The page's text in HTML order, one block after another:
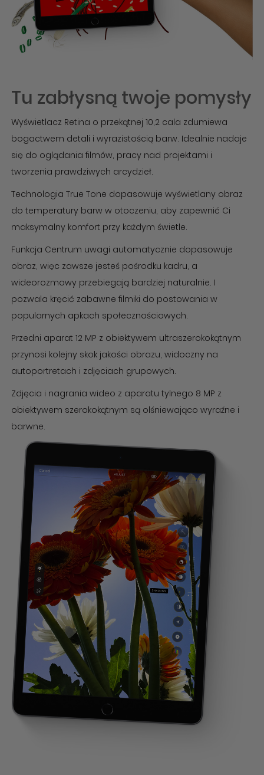
Tu zabłysną twoje pomysły
Wyświetlacz Retina o przekątnej 10,2 cala zdumiewa
bogactwem detali i wyrazistością barw. Idealnie nadaje
się do oglądania filmów, pracy nad projektami i
tworzenia prawdziwych arcydzieł.
Technologia True Tone dopasowuje wyświetlany obraz
do temperatury barw w otoczeniu, aby zapewnić Ci
maksymalny komfort przy każdym świetle.
Funkcja Centrum uwagi automatycznie dopasowuje
obraz, więc zawsze jesteś pośrodku kadru, a
wideorozmowy przebiegają bardziej naturalnie. I
pozwala kręcić zabawne filmiki do postowania w
popularnych apkach społecznościowych.
Przedni aparat 12 MP z obiektywem ultraszerokokątnym
przynosi kolejny skok jakości obrazu, widoczny na
autoportretach i zdjęciach grupowych.
Zdjęcia i nagrania wideo z aparatu tylnego 8 MP z
obiektywem szerokokątnym są olśniewająco wyraźne i
barwne.